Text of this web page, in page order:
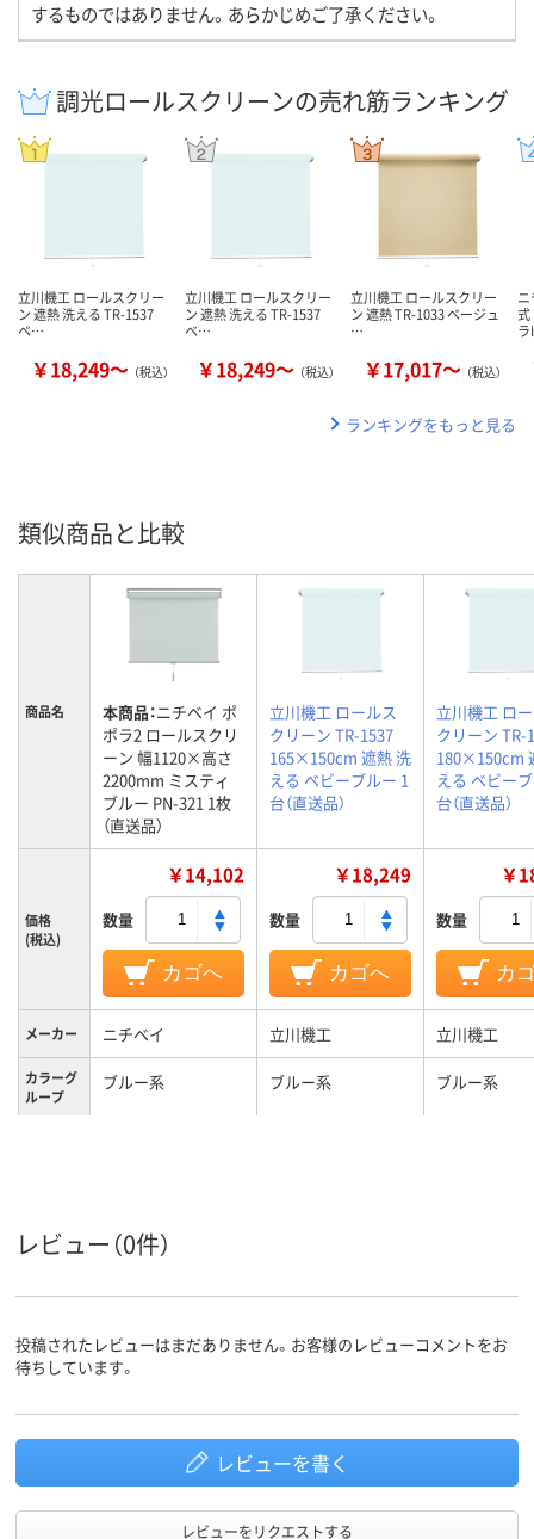
するものではありません。あらかじめご了承ください。
調光ロールスクリーンの売れ筋ランキング
立川機工 ロールスクリー
ン 遮熱 洗える TR-1537
ベ…
￥18,249～ （税込）
立川機工 ロールスクリー
ン 遮熱 洗える TR-1537
ベ…
￥18,249～ （税込）
立川機工 ロールスクリー
ン 遮熱 TR-1033 ベージュ
…
￥17,017～ （税込）
式
ランキングをもっと見る
類似商品と比較
商品名 本商品：ニチベイ ポ
ポラ2 ロールスクリ
ーン 幅1120×高さ
2200mm ミスティ
ブルー PN-321 1枚
（直送品）
立川機工 ロールス
クリーン TR-1537
165×150cm 遮熱 洗
える ベビーブルー 1
台（直送品）
立川機工 ロ
クリーン TR-
180×150cm
える ベビー
台（直送品）
価格
(税込)
￥14,102
数量
カゴへ
￥18,249
数量
カゴへ
￥
数量
カ
メーカー ニチベイ 立川機工 立川機工
カラーグ
ループ
ブルー系 ブルー系 ブルー系
レビュー（0件）
投稿されたレビューはまだありません。お客様のレビューコメントをお
待ちしています。
レビューを書く
レビューをリクエストする